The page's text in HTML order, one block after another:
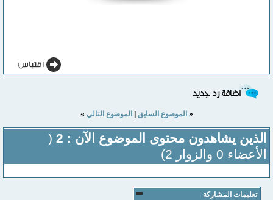
« الموضوع السابق| الموضوع التالي »
الذين يشاهدون محتوى الموضوع الآن : 2
(
الأعضاء 0 والزوار 2)
تعليمات المشاركة